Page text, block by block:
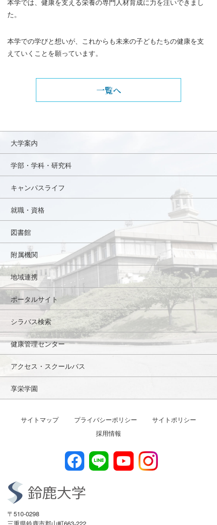
た。
本学での学びと想いが、これからも未来の子どもたちの健康を支
えていくことを願っています。
一覧へ
大学案内
学部・学科・研究科
キャンパスライフ
就職・資格
図書館
附属機関
地域連携
ポータルサイト
シラバス検索
健康管理センター
アクセス・スクールバス
享栄学園
〒510-0298
三重県鈴鹿市郡山町663-222
サイトマップ プライバシーポリシー
サイトポリシー
採用情報